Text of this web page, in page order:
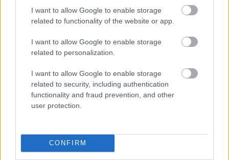
I want to allow Google to enable storage
related to functionality of the website or app.
I want to allow Google to enable storage
related to personalization.
I want to allow Google to enable storage
related to security, including authentication
functionality and fraud prevention, and other
user protection.
CONFIRM
μοτοσικλετιστής - Συγκρούστηκε με βαν
Κοινωνία
Χερσόνησος: 19χρονη τουρίστρια κατήγγειλε τον
βιασμό της - Αναζητείται ο δράστης
12 Ιουλ 2026 12:49